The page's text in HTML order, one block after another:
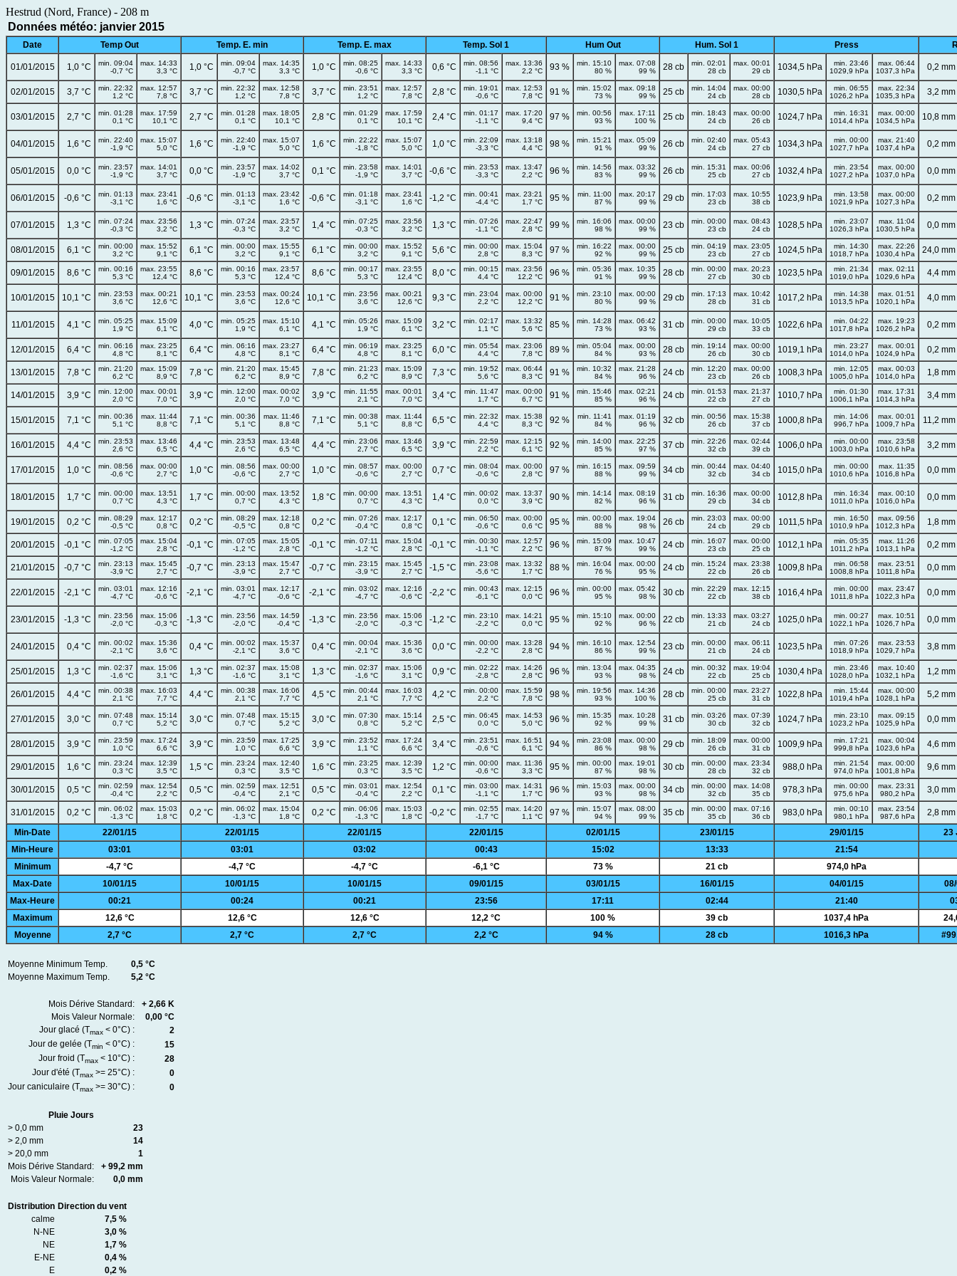
Hestrud (Nord, France) - 208 m
Données météo: janvier 2015
Date Temp Out Temp. E. min Temp. E. max Temp. Sol 1 Hum Out Hum. Sol 1 Press
01/01/2015 1,0 °C
min. 09:04
-0,7 °C
max. 14:33
3,3 °C
1,0 °C
min. 09:04
-0,7 °C
max. 14:35
3,3 °C
1,0 °C
min. 08:25
-0,6 °C
max. 14:33
3,3 °C
0,6 °C
min. 08:56
-1,1 °C
max. 13:36
2,2 °C
93 %
min. 15:10
80 %
max. 07:08
99 %
28 cb
min. 02:01
28 cb
max. 00:01
29 cb
1034,5 hPa
min. 23:46
1029,9 hPa
max. 06:44
1037,3 hPa
0,2 mm
02/01/2015 3,7 °C
min. 22:32
1,2 °C
max. 12:57
7,8 °C
3,7 °C
min. 22:32
1,2 °C
max. 12:58
7,8 °C
3,7 °C
min. 23:51
1,2 °C
max. 12:57
7,8 °C
2,8 °C
min. 19:01
-0,6 °C
max. 12:53
7,8 °C
91 %
min. 15:02
73 %
max. 09:18
99 %
25 cb
min. 14:04
24 cb
max. 00:00
28 cb
1030,5 hPa
min. 06:55
1026,2 hPa
max. 22:34
1035,3 hPa
3,2 mm
03/01/2015 2,7 °C
min. 01:28
0,1 °C
max. 17:59
10,1 °C
2,7 °C
min. 01:28
0,1 °C
max. 18:05
10,1 °C
2,8 °C
min. 01:29
0,1 °C
max. 17:59
10,1 °C
2,4 °C
min. 01:17
-1,1 °C
max. 17:20
9,4 °C
97 %
min. 00:56
93 %
max. 17:11
100 %
25 cb
min. 18:43
24 cb
max. 00:00
26 cb
1024,7 hPa
min. 16:31
1014,4 hPa
max. 00:00
1034,5 hPa
10,8 mm
04/01/2015 1,6 °C
min. 22:40
-1,9 °C
max. 15:07
5,0 °C
1,6 °C
min. 22:40
-1,9 °C
max. 15:07
5,0 °C
1,6 °C
min. 22:22
-1,8 °C
max. 15:07
5,0 °C
1,0 °C
min. 22:09
-3,3 °C
max. 13:18
4,4 °C
98 %
min. 15:21
91 %
max. 05:09
99 %
26 cb
min. 02:40
24 cb
max. 05:43
27 cb
1034,3 hPa
min. 00:00
1027,7 hPa
max. 21:40
1037,4 hPa
0,2 mm
05/01/2015 0,0 °C
min. 23:57
-1,9 °C
max. 14:01
3,7 °C
0,0 °C
min. 23:57
-1,9 °C
max. 14:02
3,7 °C
0,1 °C
min. 23:58
-1,9 °C
max. 14:01
3,7 °C
-0,6 °C
min. 23:53
-3,3 °C
max. 13:47
2,2 °C
96 %
min. 14:56
83 %
max. 03:32
99 %
26 cb
min. 15:31
25 cb
max. 00:06
27 cb
1032,4 hPa
min. 23:54
1027,2 hPa
max. 00:00
1037,0 hPa
0,0 mm
06/01/2015 -0,6 °C
min. 01:13
-3,1 °C
max. 23:41
1,6 °C
-0,6 °C
min. 01:13
-3,1 °C
max. 23:42
1,6 °C
-0,6 °C
min. 01:18
-3,1 °C
max. 23:41
1,6 °C
-1,2 °C
min. 00:41
-4,4 °C
max. 23:21
1,7 °C
95 %
min. 11:00
87 %
max. 20:17
99 %
29 cb
min. 17:03
23 cb
max. 10:55
38 cb
1023,9 hPa
min. 13:58
1021,9 hPa
max. 00:00
1027,3 hPa
0,2 mm
07/01/2015 1,3 °C
min. 07:24
-0,3 °C
max. 23:56
3,2 °C
1,3 °C
min. 07:24
-0,3 °C
max. 23:57
3,2 °C
1,4 °C
min. 07:25
-0,3 °C
max. 23:56
3,2 °C
1,3 °C
min. 07:26
-1,1 °C
max. 22:47
2,8 °C
99 %
min. 16:06
98 %
max. 00:00
99 %
23 cb
min. 00:00
23 cb
max. 08:43
24 cb
1028,5 hPa
min. 23:07
1026,3 hPa
max. 11:04
1030,5 hPa
0,0 mm
08/01/2015 6,1 °C
min. 00:00
3,2 °C
max. 15:52
9,1 °C
6,1 °C
min. 00:00
3,2 °C
max. 15:55
9,1 °C
6,1 °C
min. 00:00
3,2 °C
max. 15:52
9,1 °C
5,6 °C
min. 00:00
2,8 °C
max. 15:04
8,3 °C
97 %
min. 16:22
92 %
max. 00:00
99 %
25 cb
min. 04:19
23 cb
max. 23:05
27 cb
1024,5 hPa
min. 14:30
1018,7 hPa
max. 22:26
1030,4 hPa
24,0 mm
09/01/2015 8,6 °C
min. 00:16
5,3 °C
max. 23:55
12,4 °C
8,6 °C
min. 00:16
5,3 °C
max. 23:57
12,4 °C
8,6 °C
min. 00:17
5,3 °C
max. 23:55
12,4 °C
8,0 °C
min. 00:15
4,4 °C
max. 23:56
12,2 °C
96 %
min. 05:36
91 %
max. 10:35
99 %
28 cb
min. 00:00
27 cb
max. 20:23
30 cb
1023,5 hPa
min. 21:34
1019,0 hPa
max. 02:11
1029,6 hPa
4,4 mm
10/01/2015 10,1 °C
min. 23:53
3,6 °C
max. 00:21
12,6 °C
10,1 °C
min. 23:53
3,6 °C
max. 00:24
12,6 °C
10,1 °C
min. 23:56
3,6 °C
max. 00:21
12,6 °C
9,3 °C
min. 23:04
2,2 °C
max. 00:00
12,2 °C
91 %
min. 23:10
80 %
max. 00:00
99 %
29 cb
min. 17:13
28 cb
max. 10:42
31 cb
1017,2 hPa
min. 14:38
1013,5 hPa
max. 01:51
1020,1 hPa
4,0 mm
11/01/2015 4,1 °C
min. 05:25
1,9 °C
max. 15:09
6,1 °C
4,0 °C
min. 05:25
1,9 °C
max. 15:10
6,1 °C
4,1 °C
min. 05:26
1,9 °C
max. 15:09
6,1 °C
3,2 °C
min. 02:17
1,1 °C
max. 13:32
5,6 °C
85 %
min. 14:28
73 %
max. 06:42
93 %
31 cb
min. 00:00
29 cb
max. 10:05
33 cb
1022,6 hPa
min. 04:22
1017,8 hPa
max. 19:23
1026,2 hPa
0,2 mm
12/01/2015 6,4 °C
min. 06:16
4,8 °C
max. 23:25
8,1 °C
6,4 °C
min. 06:16
4,8 °C
max. 23:27
8,1 °C
6,4 °C
min. 06:19
4,8 °C
max. 23:25
8,1 °C
6,0 °C
min. 05:54
4,4 °C
max. 23:06
7,8 °C
89 %
min. 05:04
84 %
max. 00:00
93 %
28 cb
min. 19:14
26 cb
max. 00:00
30 cb
1019,1 hPa
min. 23:27
1014,0 hPa
max. 00:01
1024,9 hPa
0,2 mm
13/01/2015 7,8 °C
min. 21:20
6,2 °C
max. 15:09
8,9 °C
7,8 °C
min. 21:20
6,2 °C
max. 15:45
8,9 °C
7,8 °C
min. 21:23
6,2 °C
max. 15:09
8,9 °C
7,3 °C
min. 19:52
5,6 °C
max. 06:44
8,3 °C
91 %
min. 10:32
84 %
max. 21:28
96 %
24 cb
min. 12:20
23 cb
max. 00:00
26 cb
1008,3 hPa
min. 12:05
1005,0 hPa
max. 00:03
1014,0 hPa
1,8 mm
14/01/2015 3,9 °C
min. 12:00
2,0 °C
max. 00:01
7,0 °C
3,9 °C
min. 12:00
2,0 °C
max. 00:02
7,0 °C
3,9 °C
min. 11:55
2,1 °C
max. 00:01
7,0 °C
3,4 °C
min. 11:47
1,7 °C
max. 00:00
6,7 °C
91 %
min. 15:46
85 %
max. 02:21
96 %
24 cb
min. 01:53
22 cb
max. 21:37
27 cb
1010,7 hPa
min. 01:30
1006,1 hPa
max. 17:31
1014,3 hPa
3,4 mm
15/01/2015 7,1 °C
min. 00:36
5,1 °C
max. 11:44
8,8 °C
7,1 °C
min. 00:36
5,1 °C
max. 11:46
8,8 °C
7,1 °C
min. 00:38
5,1 °C
max. 11:44
8,8 °C
6,5 °C
min. 22:32
4,4 °C
max. 15:38
8,3 °C
92 %
min. 11:41
84 %
max. 01:19
96 %
32 cb
min. 00:56
26 cb
max. 15:38
37 cb
1000,8 hPa
min. 14:06
996,7 hPa
max. 00:01
1009,7 hPa
11,2 mm
16/01/2015 4,4 °C
min. 23:53
2,6 °C
max. 13:46
6,5 °C
4,4 °C
min. 23:53
2,6 °C
max. 13:48
6,5 °C
4,4 °C
min. 23:06
2,7 °C
max. 13:46
6,5 °C
3,9 °C
min. 22:59
2,2 °C
max. 12:15
6,1 °C
92 %
min. 14:00
85 %
max. 22:25
97 %
37 cb
min. 22:26
32 cb
max. 02:44
39 cb
1006,0 hPa
min. 00:00
1003,0 hPa
max. 23:58
1010,6 hPa
3,2 mm
17/01/2015 1,0 °C
min. 08:56
-0,6 °C
max. 00:00
2,7 °C
1,0 °C
min. 08:56
-0,6 °C
max. 00:00
2,7 °C
1,0 °C
min. 08:57
-0,6 °C
max. 00:00
2,7 °C
0,7 °C
min. 08:04
-0,6 °C
max. 00:00
2,8 °C
97 %
min. 16:15
88 %
max. 09:59
99 %
34 cb
min. 00:44
32 cb
max. 04:40
34 cb
1015,0 hPa
min. 00:00
1010,6 hPa
max. 11:35
1016,8 hPa
0,0 mm
18/01/2015 1,7 °C
min. 00:00
0,7 °C
max. 13:51
4,3 °C
1,7 °C
min. 00:00
0,7 °C
max. 13:52
4,3 °C
1,8 °C
min. 00:00
0,7 °C
max. 13:51
4,3 °C
1,4 °C
min. 00:02
0,0 °C
max. 13:37
3,9 °C
90 %
min. 14:14
82 %
max. 08:19
96 %
31 cb
min. 16:36
29 cb
max. 00:00
34 cb
1012,8 hPa
min. 16:34
1011,0 hPa
max. 00:10
1016,0 hPa
0,0 mm
19/01/2015 0,2 °C
min. 08:29
-0,5 °C
max. 12:17
0,8 °C
0,2 °C
min. 08:29
-0,5 °C
max. 12:18
0,8 °C
0,2 °C
min. 07:26
-0,4 °C
max. 12:17
0,8 °C
0,1 °C
min. 06:50
-0,6 °C
max. 00:00
0,6 °C
95 %
min. 00:00
88 %
max. 19:04
98 %
26 cb
min. 23:03
24 cb
max. 00:00
29 cb
1011,5 hPa
min. 16:50
1010,9 hPa
max. 09:56
1012,3 hPa
1,8 mm
20/01/2015 -0,1 °C
min. 07:05
-1,2 °C
max. 15:04
2,8 °C
-0,1 °C
min. 07:05
-1,2 °C
max. 15:05
2,8 °C
-0,1 °C
min. 07:11
-1,2 °C
max. 15:04
2,8 °C
-0,1 °C
min. 00:30
-1,1 °C
max. 12:57
2,2 °C
96 %
min. 15:09
87 %
max. 10:47
99 %
24 cb
min. 16:07
23 cb
max. 00:00
25 cb
1012,1 hPa
min. 05:35
1011,2 hPa
max. 11:26
1013,1 hPa
0,2 mm
21/01/2015 -0,7 °C
min. 23:13
-3,9 °C
max. 15:45
2,7 °C
-0,7 °C
min. 23:13
-3,9 °C
max. 15:47
2,7 °C
-0,7 °C
min. 23:15
-3,9 °C
max. 15:45
2,7 °C
-1,5 °C
min. 23:08
-5,6 °C
max. 13:32
1,7 °C
88 %
min. 16:04
76 %
max. 00:00
95 %
24 cb
min. 15:24
22 cb
max. 23:38
26 cb
1009,8 hPa
min. 06:58
1008,8 hPa
max. 23:51
1011,8 hPa
0,0 mm
22/01/2015 -2,1 °C
min. 03:01
-4,7 °C
max. 12:16
-0,6 °C
-2,1 °C
min. 03:01
-4,7 °C
max. 12:17
-0,6 °C
-2,1 °C
min. 03:02
-4,7 °C
max. 12:16
-0,6 °C
-2,2 °C
min. 00:43
-6,1 °C
max. 12:15
0,0 °C
96 %
min. 00:00
95 %
max. 05:42
98 %
30 cb
min. 22:29
22 cb
max. 12:15
38 cb
1016,4 hPa
min. 00:00
1011,8 hPa
max. 23:47
1022,3 hPa
0,0 mm
23/01/2015 -1,3 °C
min. 23:56
-2,0 °C
max. 15:06
-0,3 °C
-1,3 °C
min. 23:56
-2,0 °C
max. 14:59
-0,4 °C
-1,3 °C
min. 23:56
-2,0 °C
max. 15:06
-0,3 °C
-1,2 °C
min. 23:10
-2,2 °C
max. 14:21
0,0 °C
95 %
min. 15:10
92 %
max. 00:00
96 %
22 cb
min. 13:33
21 cb
max. 03:27
24 cb
1025,0 hPa
min. 00:27
1022,1 hPa
max. 10:51
1026,7 hPa
0,0 mm
24/01/2015 0,4 °C
min. 00:02
-2,1 °C
max. 15:36
3,6 °C
0,4 °C
min. 00:02
-2,1 °C
max. 15:37
3,6 °C
0,4 °C
min. 00:04
-2,1 °C
max. 15:36
3,6 °C
0,0 °C
min. 00:00
-2,2 °C
max. 13:28
2,8 °C
94 %
min. 16:10
86 %
max. 12:54
99 %
23 cb
min. 00:00
21 cb
max. 06:11
24 cb
1023,5 hPa
min. 07:26
1018,9 hPa
max. 23:53
1029,7 hPa
3,8 mm
25/01/2015 1,3 °C
min. 02:37
-1,6 °C
max. 15:06
3,1 °C
1,3 °C
min. 02:37
-1,6 °C
max. 15:08
3,1 °C
1,3 °C
min. 02:37
-1,6 °C
max. 15:06
3,1 °C
0,9 °C
min. 02:22
-2,8 °C
max. 14:26
2,8 °C
96 %
min. 13:04
93 %
max. 04:35
98 %
24 cb
min. 00:32
22 cb
max. 19:04
25 cb
1030,4 hPa
min. 23:46
1028,0 hPa
max. 10:40
1032,1 hPa
1,2 mm
26/01/2015 4,4 °C
min. 00:38
2,1 °C
max. 16:03
7,7 °C
4,4 °C
min. 00:38
2,1 °C
max. 16:06
7,7 °C
4,5 °C
min. 00:44
2,1 °C
max. 16:03
7,7 °C
4,2 °C
min. 00:00
2,2 °C
max. 15:59
7,8 °C
98 %
min. 19:56
93 %
max. 14:36
100 %
28 cb
min. 00:00
25 cb
max. 23:27
31 cb
1022,8 hPa
min. 15:44
1019,4 hPa
max. 00:00
1028,1 hPa
5,2 mm
27/01/2015 3,0 °C
min. 07:48
0,7 °C
max. 15:14
5,2 °C
3,0 °C
min. 07:48
0,7 °C
max. 15:15
5,2 °C
3,0 °C
min. 07:30
0,8 °C
max. 15:14
5,2 °C
2,5 °C
min. 06:45
0,0 °C
max. 14:53
5,0 °C
96 %
min. 15:35
92 %
max. 10:28
99 %
31 cb
min. 03:26
30 cb
max. 07:39
32 cb
1024,7 hPa
min. 23:10
1023,2 hPa
max. 09:15
1025,9 hPa
0,0 mm
28/01/2015 3,9 °C
min. 23:59
1,0 °C
max. 17:24
6,6 °C
3,9 °C
min. 23:59
1,0 °C
max. 17:25
6,6 °C
3,9 °C
min. 23:52
1,1 °C
max. 17:24
6,6 °C
3,4 °C
min. 23:51
-0,6 °C
max. 16:51
6,1 °C
94 %
min. 23:08
86 %
max. 00:00
98 %
29 cb
min. 18:09
26 cb
max. 00:00
31 cb
1009,9 hPa
min. 17:21
999,8 hPa
max. 00:04
1023,6 hPa
4,6 mm
29/01/2015 1,6 °C
min. 23:24
0,3 °C
max. 12:39
3,5 °C
1,5 °C
min. 23:24
0,3 °C
max. 12:40
3,5 °C
1,6 °C
min. 23:25
0,3 °C
max. 12:39
3,5 °C
1,2 °C
min. 00:00
-0,6 °C
max. 11:36
3,3 °C
95 %
min. 00:00
87 %
max. 19:01
98 %
30 cb
min. 00:00
28 cb
max. 23:34
32 cb
988,0 hPa
min. 21:54
974,0 hPa
max. 00:00
1001,8 hPa
9,6 mm
30/01/2015 0,5 °C
min. 02:59
-0,4 °C
max. 12:54
2,2 °C
0,5 °C
min. 02:59
-0,4 °C
max. 12:51
2,1 °C
0,5 °C
min. 03:01
-0,4 °C
max. 12:54
2,2 °C
0,1 °C
min. 03:00
-1,1 °C
max. 14:31
1,7 °C
96 %
min. 15:03
93 %
max. 00:00
98 %
34 cb
min. 00:00
32 cb
max. 14:08
35 cb
978,3 hPa
min. 00:00
975,6 hPa
max. 23:31
980,2 hPa
3,0 mm
31/01/2015 0,2 °C
min. 06:02
-1,3 °C
max. 15:03
1,8 °C
0,2 °C
min. 06:02
-1,3 °C
max. 15:04
1,8 °C
0,2 °C
min. 06:06
-1,3 °C
max. 15:03
1,8 °C
-0,2 °C
min. 02:55
-1,7 °C
max. 14:20
1,1 °C
97 %
min. 15:07
94 %
max. 08:00
99 %
35 cb
min. 00:00
35 cb
max. 07:16
36 cb
983,0 hPa
min. 00:10
980,1 hPa
max. 23:54
987,6 hPa
2,8 mm
Min-Date
22/01/15 22/01/15 22/01/15 22/01/15 02/01/15 23/01/15 29/01/15
23
Min-Heure
03:01 03:01 03:02 00:43 15:02 13:33
21:54
Minimum
-4,7 °C -4,7 °C -4,7 °C -6,1 °C 73 % 21 cb
974,0 hPa
Max-Date
10/01/15 10/01/15 10/01/15 09/01/15 03/01/15 16/01/15 04/01/15
Max-Heure
00:21 00:24 00:21 23:56 17:11 02:44 21:40
Maximum
12,6 °C 12,6 °C 12,6 °C 12,2 °C 100 % 39 cb 1037,4 hPa
Moyenne
2,7 °C 2,7 °C 2,7 °C 2,2 °C 94 % 28 cb 1016,3 hPa
Moyenne Minimum Temp.
0,5 °C
Moyenne Maximum Temp.
5,2 °C
Mois Dérive Standard:
+ 2,66 K
Mois Valeur Normale:
0,00 °C
Jour glacé (Tmax < 0°C) :
2
Jour de gelée (Tmin < 0°C) :
15
Jour froid (Tmax < 10°C) :
28
Jour d'été (Tmax >= 25°C) :
0
Jour caniculaire (Tmax >= 30°C) : 0
Pluie Jours
> 0,0 mm
23
> 2,0 mm
14
> 20,0 mm
1
Mois Dérive Standard:
+ 99,2 mm
Mois Valeur Normale:
0,0 mm
Distribution Direction du vent
calme
7,5 %
N-NE
3,0 %
NE
1,7 %
E-NE
0,4 %
E
0,2 %